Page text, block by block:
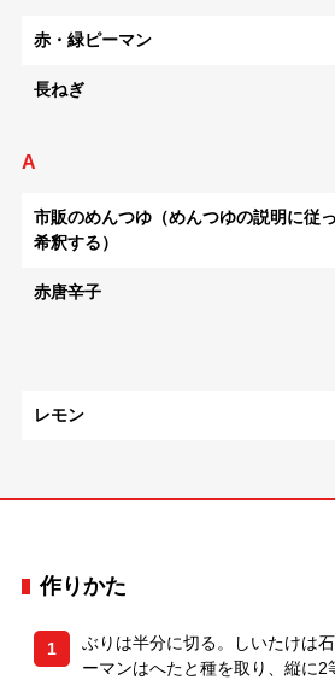
赤・緑ピーマン
長ねぎ
A
市販のめんつゆ（めんつゆの説明に従
希釈する）
赤唐辛子
レモン
作りかた
1
ぶりは半分に切る。しいたけは
ーマンはへたと種を取り、縦に2